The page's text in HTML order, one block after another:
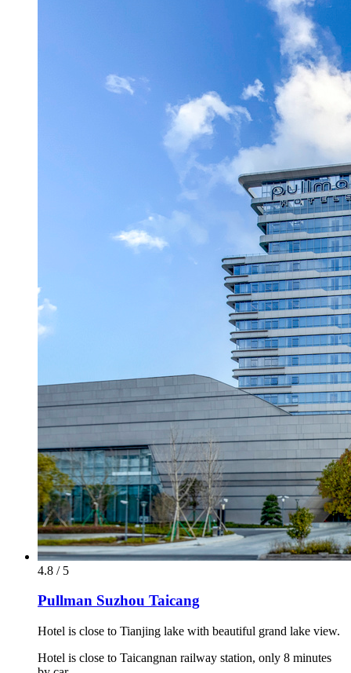
4.8 / 5
Pullman Suzhou Taicang
Hotel is close to Tianjing lake with beautiful grand lake view.
Hotel is close to Taicangnan railway station, only 8 minutes